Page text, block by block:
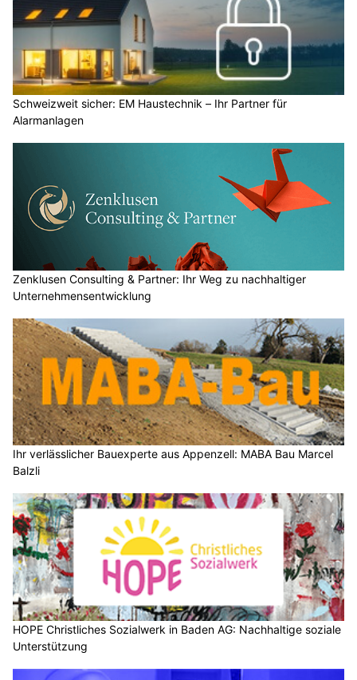
Schweizweit sicher: EM Haustechnik – Ihr Partner für
Alarmanlagen
Zenklusen Consulting & Partner: Ihr Weg zu nachhaltiger
Unternehmensentwicklung
Ihr verlässlicher Bauexperte aus Appenzell: MABA Bau Marcel
Balzli
HOPE Christliches Sozialwerk in Baden AG: Nachhaltige soziale
Unterstützung